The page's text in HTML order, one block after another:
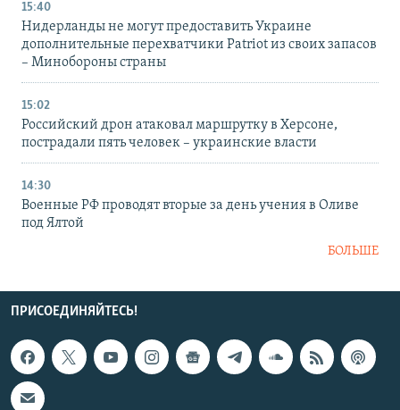
15:40
Нидерланды не могут предоставить Украине
дополнительные перехватчики Patriot из своих запасов
– Минобороны страны
15:02
Российский дрон атаковал маршрутку в Херсоне,
пострадали пять человек – украинские власти
14:30
Военные РФ проводят вторые за день учения в Оливе
под Ялтой
БОЛЬШЕ
ПРИСОЕДИНЯЙТЕСЬ!